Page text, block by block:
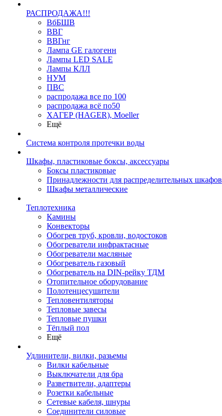
РАСПРОДАЖА!!!
ВбБШВ
ВВГ
ВВГнг
Лампа GE галогенн
Лампы LED SALE
Лампы КЛЛ
НУМ
ПВС
распродажа все по 100
распродажа всё по50
ХАГЕР (HAGER), Moeller
Ещё
Система контроля протечки воды
Шкафы, пластиковые боксы, аксессуары
Боксы пластиковые
Принадлежности для распределительных шкафов
Шкафы металлические
Теплотехника
Камины
Конвекторы
Обогрев труб, кровли, водостоков
Обогреватели инфрактасные
Обогреватели масляные
Обогреватель газовый
Обогреватель на DIN-рейку ТДМ
Отопительное оборудование
Полотенцесушители
Тепловентиляторы
Тепловые завесы
Тепловые пушки
Тёплый пол
Ещё
Удлинители, вилки, разьемы
Вилки кабельные
Выключатели для бра
Разветвители, адаптеры
Розетки кабельные
Сетевые кабеля, шнуры
Соединители силовые